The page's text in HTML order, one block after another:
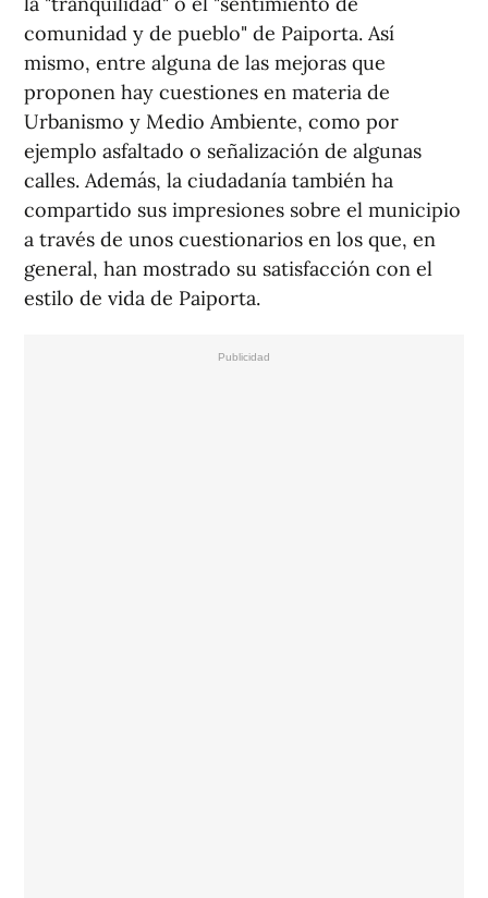
comunidad y de pueblo" de Paiporta. Así
mismo, entre alguna de las mejoras que
proponen hay cuestiones en materia de
Urbanismo y Medio Ambiente, como por
ejemplo asfaltado o señalización de algunas
calles. Además, la ciudadanía también ha
compartido sus impresiones sobre el municipio
a través de unos cuestionarios en los que, en
general, han mostrado su satisfacción con el
estilo de vida de Paiporta.